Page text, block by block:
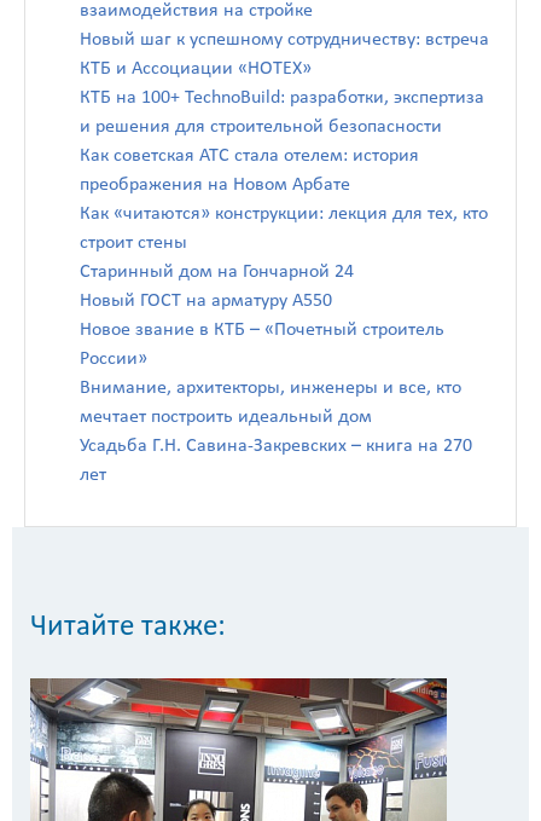
взаимодействия на стройке
Новый шаг к успешному сотрудничеству: встреча
КТБ и Ассоциации «НОТЕХ»
КТБ на 100+ TechnoBuild: разработки, экспертиза
и решения для строительной безопасности
Как советская АТС стала отелем: история
преображения на Новом Арбате
Как «читаются» конструкции: лекция для тех, кто
строит стены
Старинный дом на Гончарной 24
Новый ГОСТ на арматуру А550
Новое звание в КТБ – «Почетный строитель
России»
Внимание, архитекторы, инженеры и все, кто
мечтает построить идеальный дом
Усадьба Г.Н. Савина-Закревских – книга на 270
лет
Читайте также: